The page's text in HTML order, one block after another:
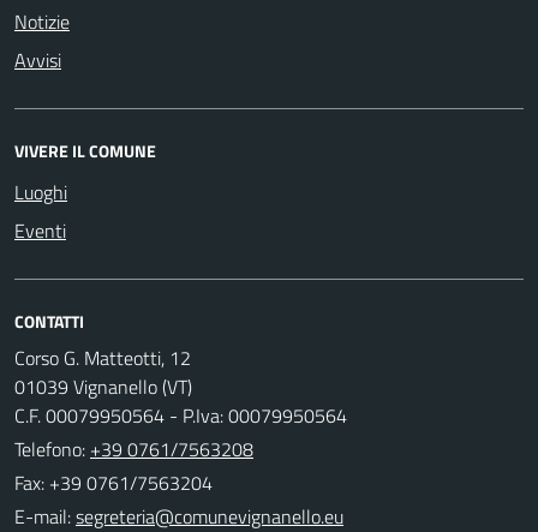
Notizie
Avvisi
VIVERE IL COMUNE
Luoghi
Eventi
CONTATTI
Corso G. Matteotti, 12
01039 Vignanello (VT)
C.F. 00079950564 - P.Iva: 00079950564
Telefono: +39 0761/7563208
Fax: +39 0761/7563204
E-mail: